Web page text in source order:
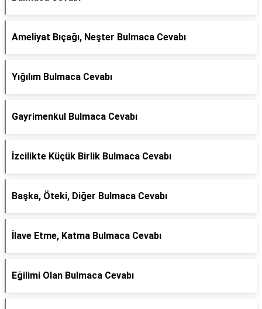
Ameliyat Bıçağı, Neşter Bulmaca Cevabı
Yığılım Bulmaca Cevabı
Gayrimenkul Bulmaca Cevabı
İzcilikte Küçük Birlik Bulmaca Cevabı
Başka, Öteki, Diğer Bulmaca Cevabı
İlave Etme, Katma Bulmaca Cevabı
Eğilimi Olan Bulmaca Cevabı